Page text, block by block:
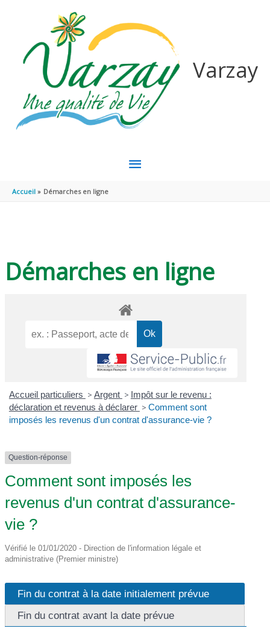
Varzay
MENU
Accueil Démarches en ligne
Démarches en ligne
Accueil particuliers > Argent > Impôt sur le revenu :
déclaration et revenus à déclarer > Comment sont
imposés les revenus d'un contrat d'assurance-vie ?
Question-réponse
Comment sont imposés les
revenus d'un contrat d'assurance-
vie ?
Vérifié le 01/01/2020 - Direction de l'information légale et
administrative (Premier ministre)
Fin du contrat à la date initialement prévue
Fin du contrat avant la date prévue